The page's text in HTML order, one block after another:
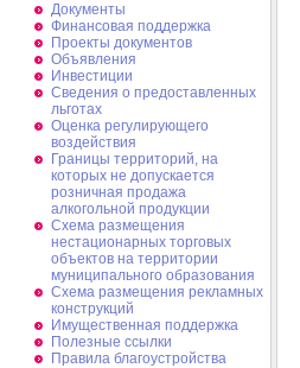
Документы
Финансовая поддержка
Проекты документов
Объявления
Инвестиции
Сведения о предоставленных
льготах
Оценка регулирующего
воздействия
Границы территорий, на
которых не допускается
розничная продажа
алкогольной продукции
Схема размещения
нестационарных торговых
объектов на территории
муниципального образования
Схема размещения рекламных
конструкций
Имущественная поддержка
Полезные ссылки
Правила благоустройства